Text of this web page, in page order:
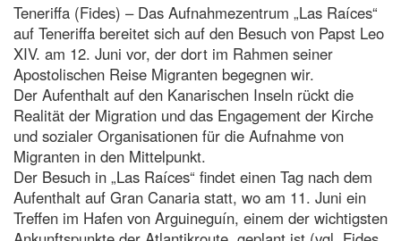
Teneriffa (Fides) – Das Aufnahmezentrum „Las Raíces“
auf Teneriffa bereitet sich auf den Besuch von Papst Leo
XIV. am 12. Juni vor, der dort im Rahmen seiner
Apostolischen Reise Migranten begegnen wir.
Der Aufenthalt auf den Kanarischen Inseln rückt die
Realität der Migration und das Engagement der Kirche
und sozialer Organisationen für die Aufnahme von
Migranten in den Mittelpunkt.
Der Besuch in „Las Raíces“ findet einen Tag nach dem
Aufenthalt auf Gran Canaria statt, wo am 11. Juni ein
Treffen im Hafen von Arguineguín, einem der wichtigsten